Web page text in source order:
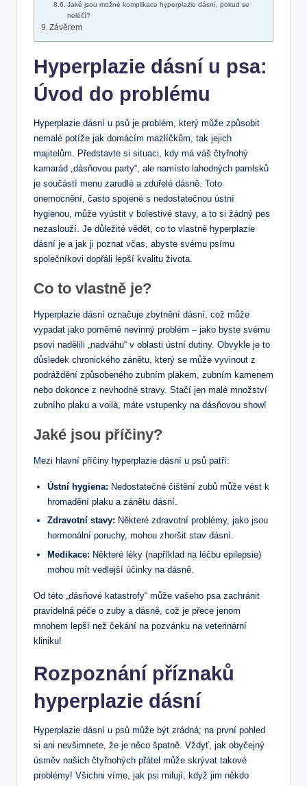
Jaké jsou možné komplikace hyperplazie dásní, pokud se
neléčí?
Závěrem
Hyperplazie dásní u psa:
Úvod do problému
Hyperplazie dásní u psů je problém, který může způsobit
nemalé potíže jak domácím mazlíčkům, tak jejich
majitelům. Představte si situaci, kdy má váš čtyřnohý
kamarád „dásňovou party“, ale namísto lahodných pamlsků
je součástí menu zarudlé a zduřelé dásně. Toto
onemocnění, často spojené s nedostatečnou ústní
hygienou, může vyústit v bolestivé stavy, a to si žádný pes
nezaslouží. Je důležité vědět, co to vlastně hyperplazie
dásní je a jak ji poznat včas, abyste svému psímu
společníkovi dopřáli lepší kvalitu života.
Co to vlastně je?
Hyperplazie dásní označuje zbytnění dásní, což může
vypadat jako poměrně nevinný problém – jako byste svému
psovi nadělili „nadváhu“ v oblasti ústní dutiny. Obvykle je to
důsledek chronického zánětu, který se může vyvinout z
podráždění způsobeného zubním plakem, zubním kamenem
nebo dokonce z nevhodné stravy. Stačí jen malé množství
zubního plaku a voilà, máte vstupenky na dásňovou show!
Jaké jsou příčiny?
Mezi hlavní příčiny hyperplazie dásní u psů patří:
Ústní hygiena: Nedostatečné čištění zubů může vést k
hromadění plaku a zánětu dásní.
Zdravotní stavy: Některé zdravotní problémy, jako jsou
hormonální poruchy, mohou zhoršit stav dásní.
Medikace: Některé léky (například na léčbu epilepsie)
mohou mít vedlejší účinky na dásně.
Od této „dásňové katastrofy“ může vašeho psa zachránit
pravidelná péče o zuby a dásně, což je přece jenom
mnohem lepší než čekání na pozvánku na veterinární
kliniku!
Rozpoznání příznaků
hyperplazie dásní
Hyperplazie dásní u psů může být zrádná; na první pohled
si ani nevšimnete, že je něco špatně. Vždyť, jak obyčejný
úsměv našich čtyřnohých přátel může skrývat takové
problémy! Všichni víme, jak psi milují, když jim někdo